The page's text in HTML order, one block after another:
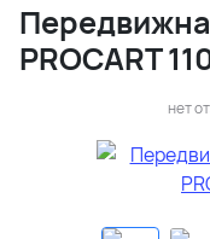
PROCART
нет